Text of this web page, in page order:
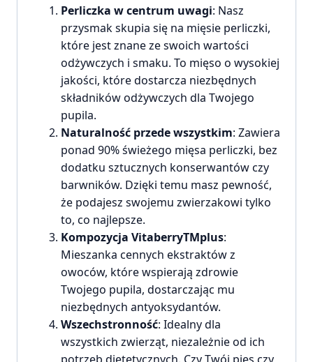
Perliczka w centrum uwagi: Nasz
przysmak skupia się na mięsie perliczki,
które jest znane ze swoich wartości
odżywczych i smaku. To mięso o wysokiej
jakości, które dostarcza niezbędnych
składników odżywczych dla Twojego
pupila.
Naturalność przede wszystkim: Zawiera
ponad 90% świeżego mięsa perliczki, bez
dodatku sztucznych konserwantów czy
barwników. Dzięki temu masz pewność,
że podajesz swojemu zwierzakowi tylko
to, co najlepsze.
Kompozycja VitaberryTMplus:
Mieszanka cennych ekstraktów z
owoców, które wspierają zdrowie
Twojego pupila, dostarczając mu
niezbędnych antyoksydantów.
Wszechstronność: Idealny dla
wszystkich zwierząt, niezależnie od ich